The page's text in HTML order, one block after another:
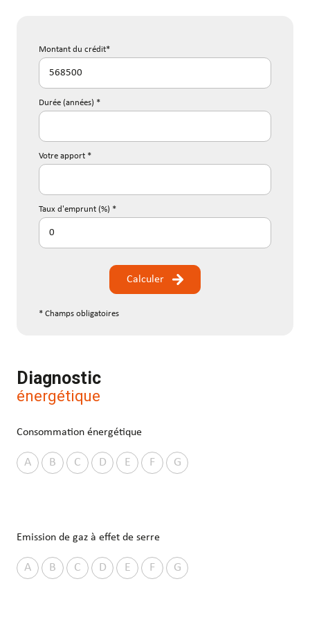
Montant du crédit*
Durée (années) *
Votre apport *
Taux d'emprunt (%) *
Calculer
* Champs obligatoires
Diagnostic
énergétique
Consommation énergétique
A B C D E F G
Emission de gaz à effet de serre
A B C D E F G